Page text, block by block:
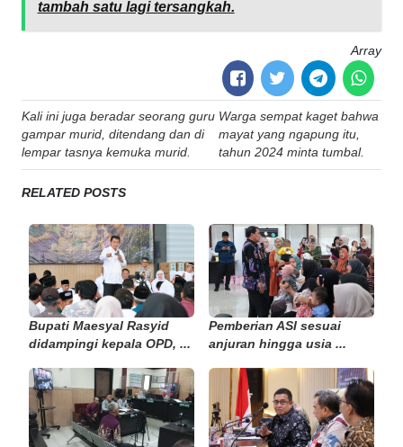
tambah satu lagi tersangkah.
Array
Post
navigation
Kali ini juga beradar seorang guru
gampar murid, ditendang dan di
lempar tasnya kemuka murid.
Warga sempat kaget bahwa
mayat yang ngapung itu,
tahun 2024 minta tumbal.
RELATED POSTS
Bupati Maesyal Rasyid
didampingi kepala OPD, ...
Pemberian ASI sesuai
anjuran hingga usia ...